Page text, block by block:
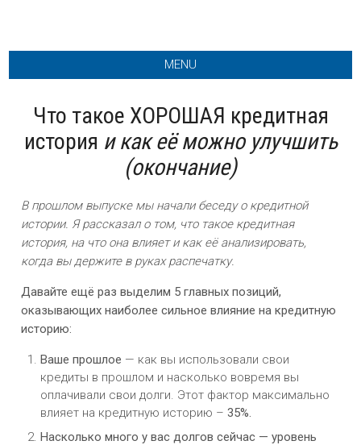
MENU
Что такое ХОРОШАЯ кредитная
история и как её можно улучшить
(окончание)
В прошлом выпуске мы начали беседу о кредитной
истории. Я рассказал о том, что такое кредитная
история, на что она влияет и как её анализировать,
когда вы держите в руках распечатку.
Давайте ещё раз выделим 5 главных позиций,
оказывающих наиболее сильное влияние на кредитную
историю:
Ваше прошлое — как вы использовали свои
кредиты в прошлом и насколько вовремя вы
оплачивали свои долги. Этот фактор максимально
влияет на кредитную историю –35%.
Насколько много у вас долгов сейчас — уровень